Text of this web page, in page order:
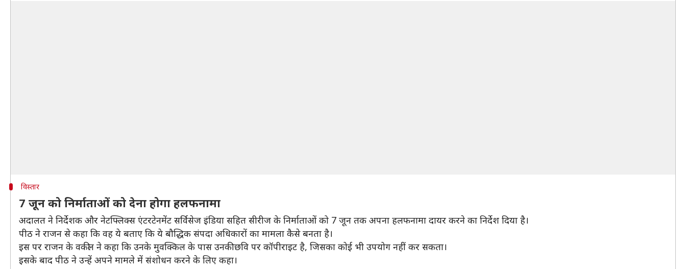
विस्तार
7 जून को निर्माताओं को देना होगा हलफनामा
अदालत ने निर्देशक और नेटफ्लिक्स एंटरटेनमेंट सर्विसेज इंडिया सहित सीरीज के निर्माताओं को 7 जून तक अपना हलफनामा दायर करने का निर्देश दिया है।
पीठ ने राजन से कहा कि वह ये बताए कि ये बौद्धिक संपदा अधिकारों का मामला कैसे बनता है।
इस पर राजन के वकील ने कहा कि उनके मुवक्किल के पास उनकी छवि पर कॉपीराइट है, जिसका कोई भी उपयोग नहीं कर सकता।
इसके बाद पीठ ने उन्हें अपने मामले में संशोधन करने के लिए कहा।